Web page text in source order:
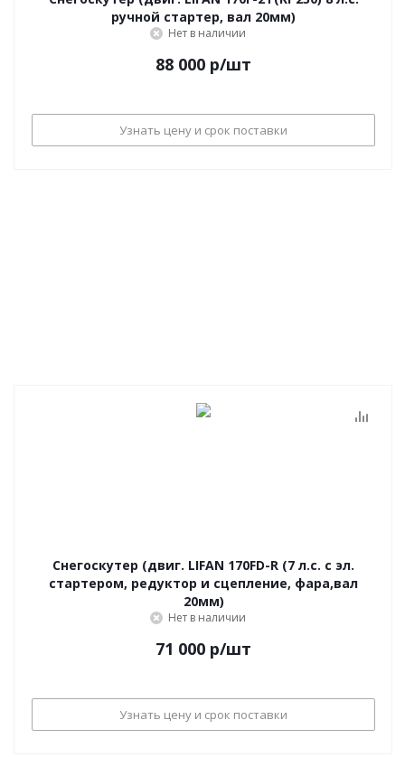
ручной стартер, вал 20мм)
Нет в наличии
88 000 р/шт
Узнать цену и срок поставки
Снегоскутер (двиг. LIFAN 170FD-R (7 л.с. с эл.
стартером, редуктор и сцепление, фара,вал
20мм)
Нет в наличии
71 000 р/шт
Узнать цену и срок поставки